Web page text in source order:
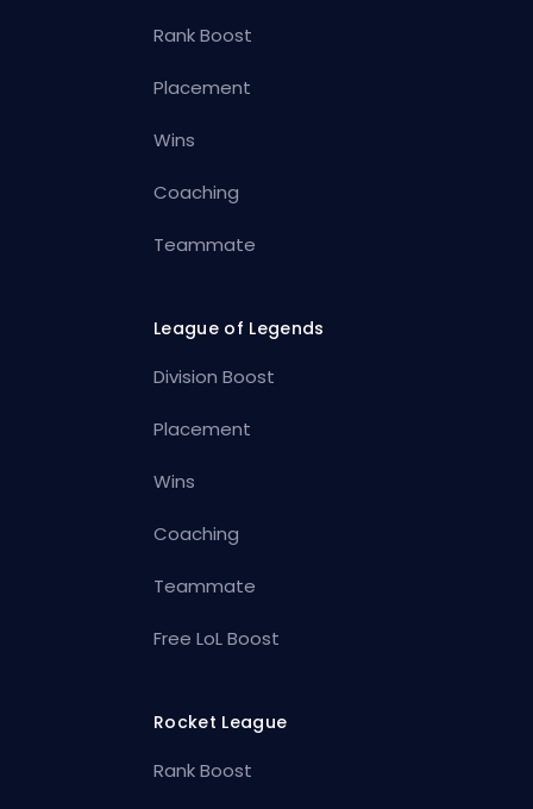
Rank Boost
Placement
Wins
Coaching
Teammate
League of Legends
Division Boost
Placement
Wins
Coaching
Teammate
Free LoL Boost
Rocket League
Rank Boost